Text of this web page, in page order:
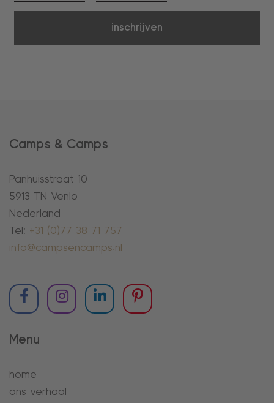
inschrijven
Camps & Camps
Panhuisstraat 10
5913 TN Venlo
Nederland
Tel: +31 (0)77 38 71 757
info@campsencamps.nl
Menu
home
ons verhaal